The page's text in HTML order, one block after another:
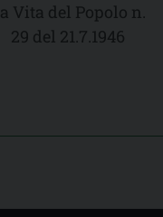
Vita del Popolo n.
29 del 21.7.1946